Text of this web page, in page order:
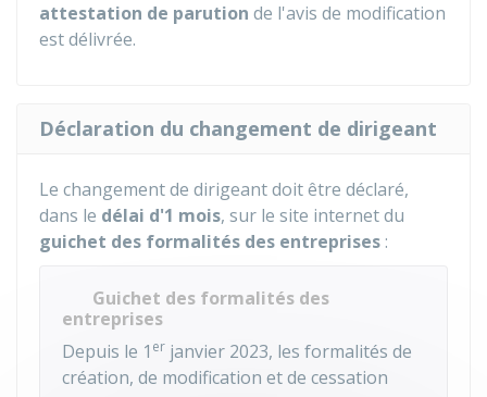
attestation de parution de l'avis de modification
est délivrée.
Déclaration du changement de dirigeant
Le changement de dirigeant doit être déclaré,
dans le délai d'1 mois, sur le site internet du
guichet des formalités des entreprises :
Guichet des formalités des
entreprises
Depuis le 1 er janvier 2023, les formalités de
création, de modification et de cessation